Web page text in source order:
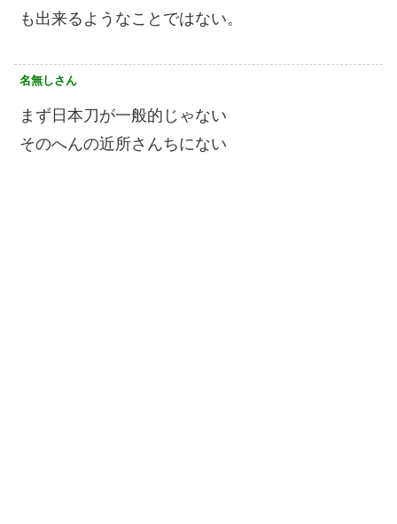
も出来るようなことではない。
名無しさん
まず日本刀が一般的じゃない
そのへんの近所さんちにない